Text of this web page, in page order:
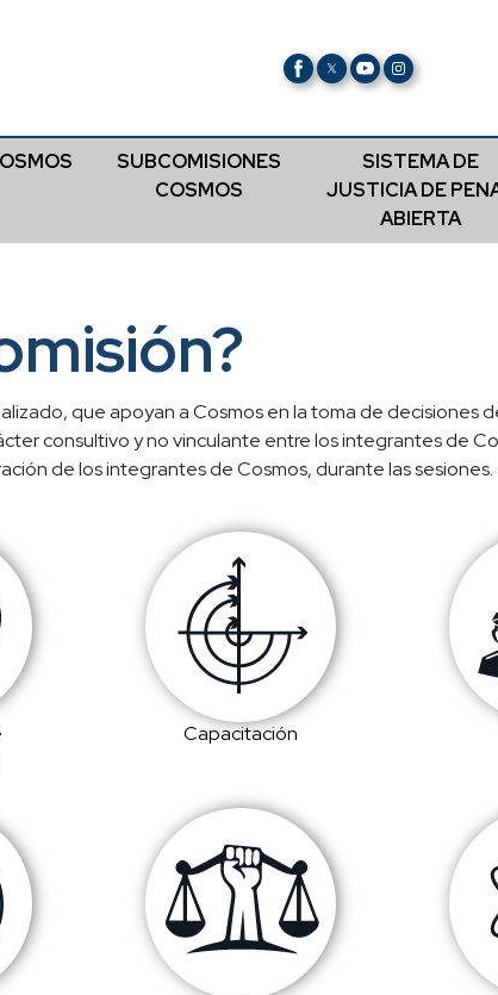
SUBCOMISIONES
COSMOS
SISTEMA DE
JUSTICIA DE
ABIERTA
que apoyan a Cosmos en la toma de decisiones
consultivo y no vinculante entre los integrantes de
de los integrantes de Cosmos, durante las sesiones.
Capacitación